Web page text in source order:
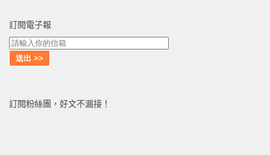
訂閱電子報
訂閱粉絲團，好文不漏接！